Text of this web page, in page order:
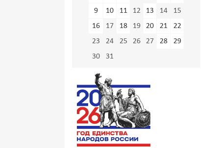
9
10 11 12 13 14
15
16
17 18 19 20 21
22
23
24 25 26 27 28
29
30
31